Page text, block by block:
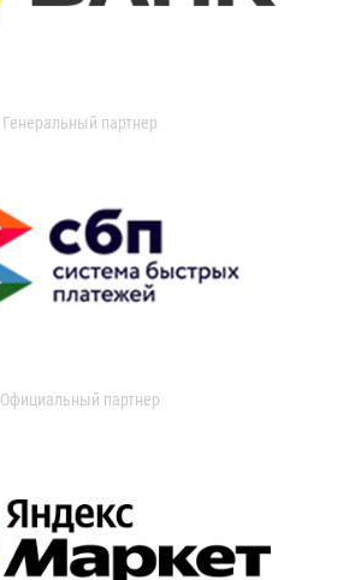
Генеральный партнер
Официальный партнер